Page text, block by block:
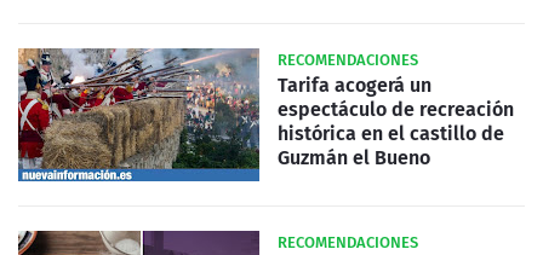
RECOMENDACIONES
Tarifa acogerá un
espectáculo de recreación
histórica en el castillo de
Guzmán el Bueno
RECOMENDACIONES